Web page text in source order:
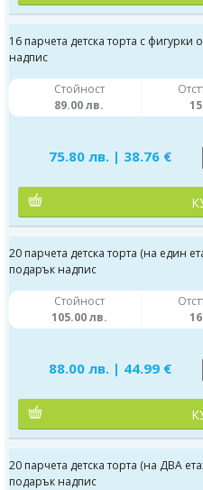
16 парчета детска торта с
надпис
Стойност
89.00 лв.
75.80 лв. | 38.76 €
20 парчета детска торта (на един
подарък надпис
Стойност
105.00 лв.
88.00 лв. | 44.99 €
20 парчета детска торта (на ДВА
подарък надпис